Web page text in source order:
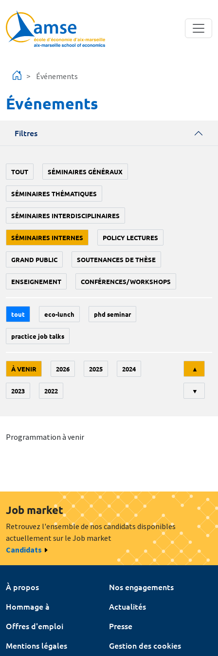
Événements
Événements
Filtres
TOUT SÉMINAIRES GÉNÉRAUX
SÉMINAIRES THÉMATIQUES
SÉMINAIRES INTERDISCIPLINAIRES
SÉMINAIRES INTERNES POLICY LECTURES
GRAND PUBLIC SOUTENANCES DE THÈSE
ENSEIGNEMENT CONFÉRENCES/WORKSHOPS
tout eco-lunch phd seminar
practice job talks
À VENIR 2026 2025 2024
2023 2022
▲
▼
Programmation à venir
Job market
Retrouvez l'ensemble de nos candidats disponibles
actuellement sur le Job market
Candidats
À propos
Nos engagements
Hommage à
Actualités
Offres d'emploi
Presse
Mentions légales
Gestion des cookies